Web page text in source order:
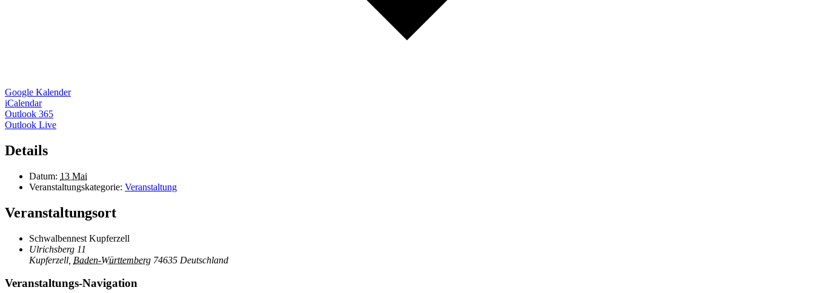
Google Kalender
iCalendar
Outlook 365
Outlook Live
Details
Datum: 13 Mai
Veranstaltungskategorie: Veranstaltung
Veranstaltungsort
Schwalbennest Kupferzell
Ulrichsberg 11
Kupferzell Baden-Württemberg 74635 Deutschland
Veranstaltungs-Navigation